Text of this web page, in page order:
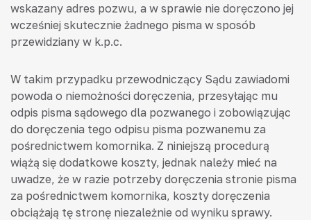
wskazany adres pozwu, a w sprawie nie doręczono jej
wcześniej skutecznie żadnego pisma w sposób
przewidziany w k.p.c.
W takim przypadku przewodniczący Sądu zawiadomi
powoda o niemożności doręczenia, przesyłając mu
odpis pisma sądowego dla pozwanego i zobowiązując
do doręczenia tego odpisu pisma pozwanemu za
pośrednictwem komornika. Z niniejszą procedurą
wiążą się dodatkowe koszty, jednak należy mieć na
uwadze, że w razie potrzeby doręczenia stronie pisma
za pośrednictwem komornika, koszty doręczenia
obciążają tę stronę niezależnie od wyniku sprawy.